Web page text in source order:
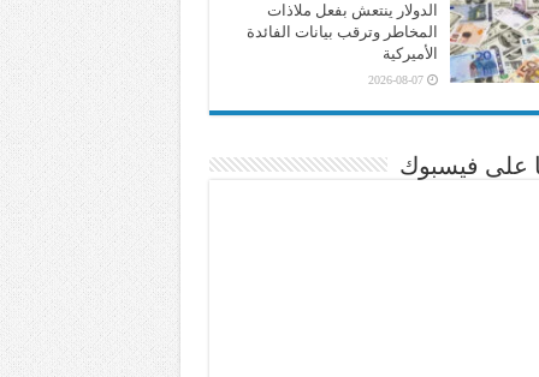
الدولار ينتعش بفعل ملاذات
المخاطر وترقب بيانات الفائدة
الأميركية
2026-08-07
على فيسبوك